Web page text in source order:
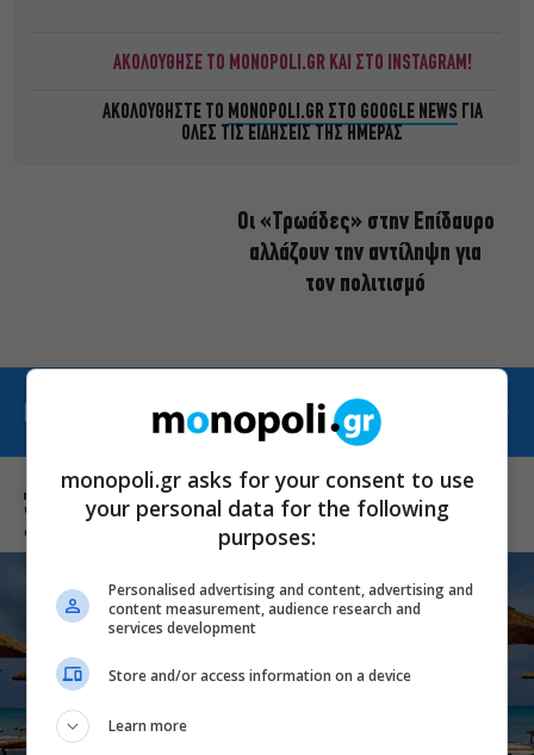
ΑΚΟΛΟΥΘΗΣΕ ΤΟ MONOPOLI.GR ΚΑΙ ΣΤΟ INSTAGRAM!
ΑΚΟΛΟΥΘΗΣΤΕ ΤΟ MONOPOLI.GR ΣΤΟ GOOGLE NEWS ΓΙΑ
ΟΛΕΣ ΤΙΣ ΕΙΔΗΣΕΙΣ ΤΗΣ ΗΜΕΡΑΣ
Οι «Τρωάδες» στην Επίδαυρο
αλλάζουν την αντίληψη για
τον πολιτισμό
ΠΕΡΙΣΣΟΤΕΡΑ ΑΠΟ ΕΠΙΚΑΙΡΑ
Σχετικά Θέματα
monopoli.gr asks for your consent to use
your personal data for the following
purposes:
Personalised advertising and content, advertising and
content measurement, audience research and
services development
Store and/or access information on a device
Learn more